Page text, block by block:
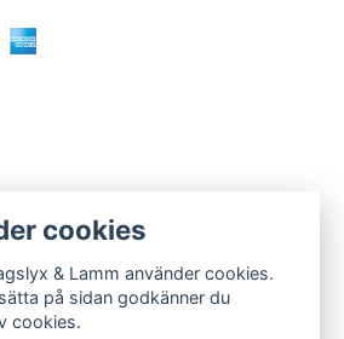
cookies
& Lamm använder cookies.
på sidan godkänner du
cookies.